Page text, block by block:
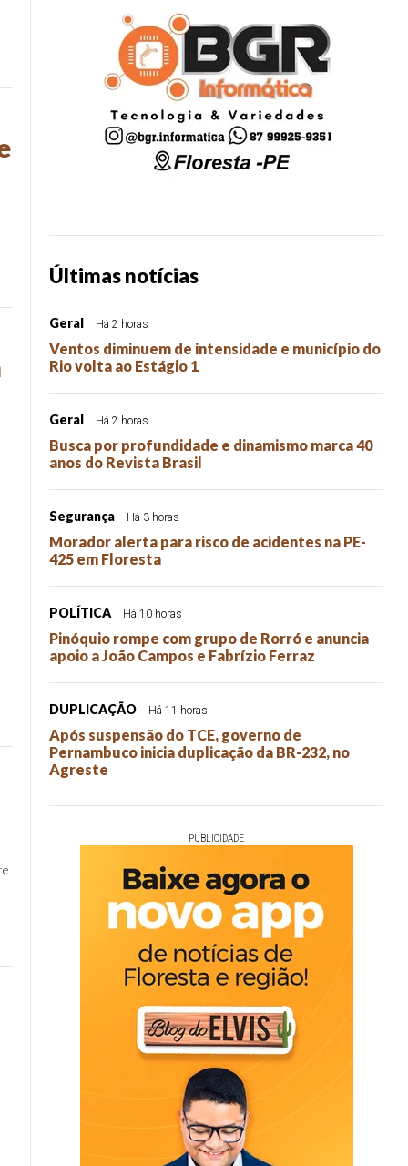
Últimas notícias
Geral Há 2 horas
Ventos diminuem de intensidade e município do
Rio volta ao Estágio 1
Geral Há 2 horas
Busca por profundidade e dinamismo marca 40
anos do Revista Brasil
Segurança Há 3 horas
Morador alerta para risco de acidentes na PE-
425 em Floresta
POLÍTICA Há 10 horas
Pinóquio rompe com grupo de Rorró e anuncia
apoio a João Campos e Fabrízio Ferraz
DUPLICAÇÃO Há 11 horas
Após suspensão do TCE, governo de
Pernambuco inicia duplicação da BR-232, no
Agreste
PUBLICIDADE